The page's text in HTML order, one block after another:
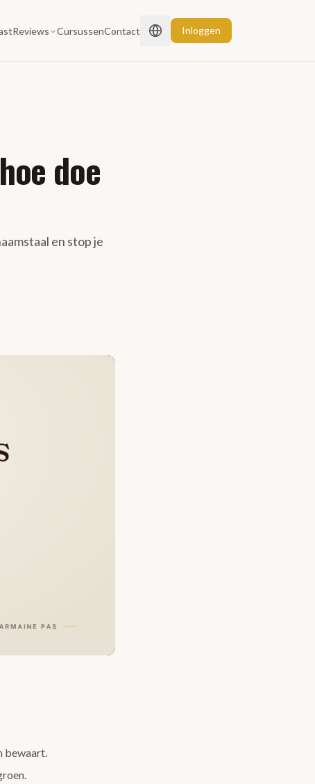
Reviews CursussenContact Inloggen
doe
en stop je
bewaart.